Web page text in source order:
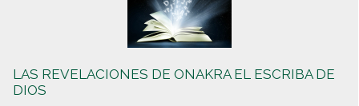
LAS REVELACIONES DE ONAKRA EL ESCRIBA DE
DIOS